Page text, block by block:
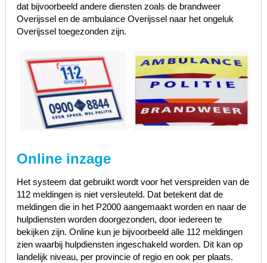
dat bijvoorbeeld andere diensten zoals de brandweer
Overijssel en de ambulance Overijssel naar het ongeluk
Overijssel toegezonden zijn.
Online inzage
Het systeem dat gebruikt wordt voor het verspreiden van de
112 meldingen is niet versleuteld. Dat betekent dat de
meldingen die in het P2000 aangemaakt worden en naar de
hulpdiensten worden doorgezonden, door iedereen te
bekijken zijn. Online kun je bijvoorbeeld alle 112 meldingen
zien waarbij hulpdiensten ingeschakeld worden. Dit kan op
landelijk niveau, per provincie of regio en ook per plaats.